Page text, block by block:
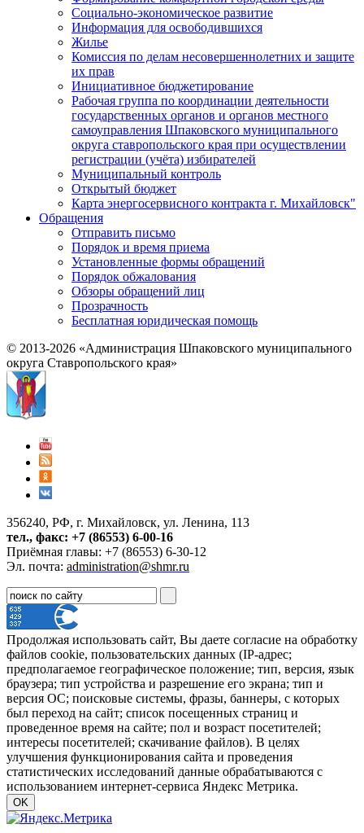
Социально-экономическое развитие
Информация для освободившихся
Жилье
Комиссия по делам несовершеннолетних и защите
их прав
Инициативное бюджетирование
Рабочая группа по координации деятельности
государственных органов и органов местного
самоуправления Шпаковского муниципального
округа ставропольского края при осуществлении
регистрации (учёта) избирателей
Муниципальный контроль
Открытый бюджет
Карта энергосервисного контракта г. Михайловск"
Обращения
Отправить письмо
Порядок и время приема
Установленные формы обращений
Порядок обжалования
Обзоры обращений лиц
Прозрачность
Бесплатная юридическая помощь
© 2013-2026 «Администрация Шпаковского муниципального
округа Ставропольского края»
356240, РФ, г. Михайловск, ул. Ленина, 113
тел., факс: +7 (86553) 6-00-16
Приёмная главы: +7 (86553) 6-30-12
Эл. почта: administration@shmr.ru
Продолжая использовать сайт, Вы даете согласие на обработку
файлов cookie, пользовательских данных (IP-адрес;
предполагаемое географическое положение; тип, версия, язык
браузера; тип устройства и разрешение его экрана; тип и
версия ОС; поисковые системы, фразы, баннеры, с которых
был переход на сайт; список посещенных страниц и
проведенное время на сайте; пол и возраст посетителей;
интересы посетителей; скачивание файлов). В целях
улучшения функционирования сайта и проведения
статистических исследований данные обрабатываются с
использованием интернет-сервиса Яндекс Метрика.
OK